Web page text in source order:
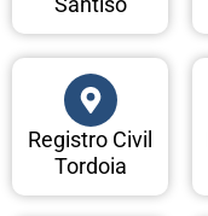
Registro Civil
Tordoia